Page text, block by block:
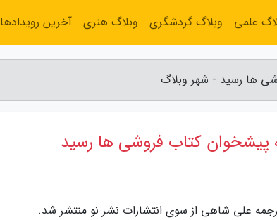
ها رسید - شهر وبلاگ
پیشخوان کتاب فروشی ها رسید
ترجمه علی شاهی از سوی انتشارات نشر نو منتشر شد.
علمی وبلاگ گردشگری وبلاگ هنری آخرین رویدادها